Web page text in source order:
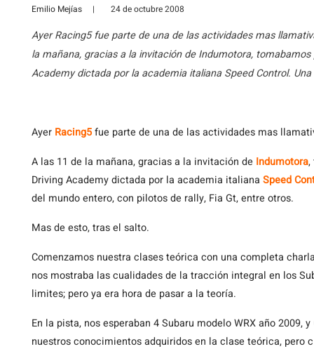
Emilio Mejías | 24 de octubre 2008
Ayer Racing5 fue parte de una de las actividades mas
la mañana, gracias a la invitación de Indumotora,
Academy dictada por la academia italiana Speed Control.
Ayer Racing5fue parte de una de las actividades mas
A las 11 de la mañana, gracias a la invitación de Indumotora,
Driving Academy dictada por la academia italiana Speed
del mundo entero, con pilotos de rally, Fia Gt, entre otros.
Mas de esto, tras el salto.
Comenzamos nuestra clases teórica con una completa
nos mostraba las cualidades de la tracción integral en los
limites; pero ya era hora de pasar a la teoría.
En la pista, nos esperaban 4 Subaru modelo WRX año
nuestros conocimientos adquiridos en la clase teórica, pero